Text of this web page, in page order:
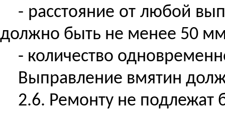
- расстояние от любой
должно быть не менее 50
- количество
Выправление вмятин
2.6. Ремонту не подлежат